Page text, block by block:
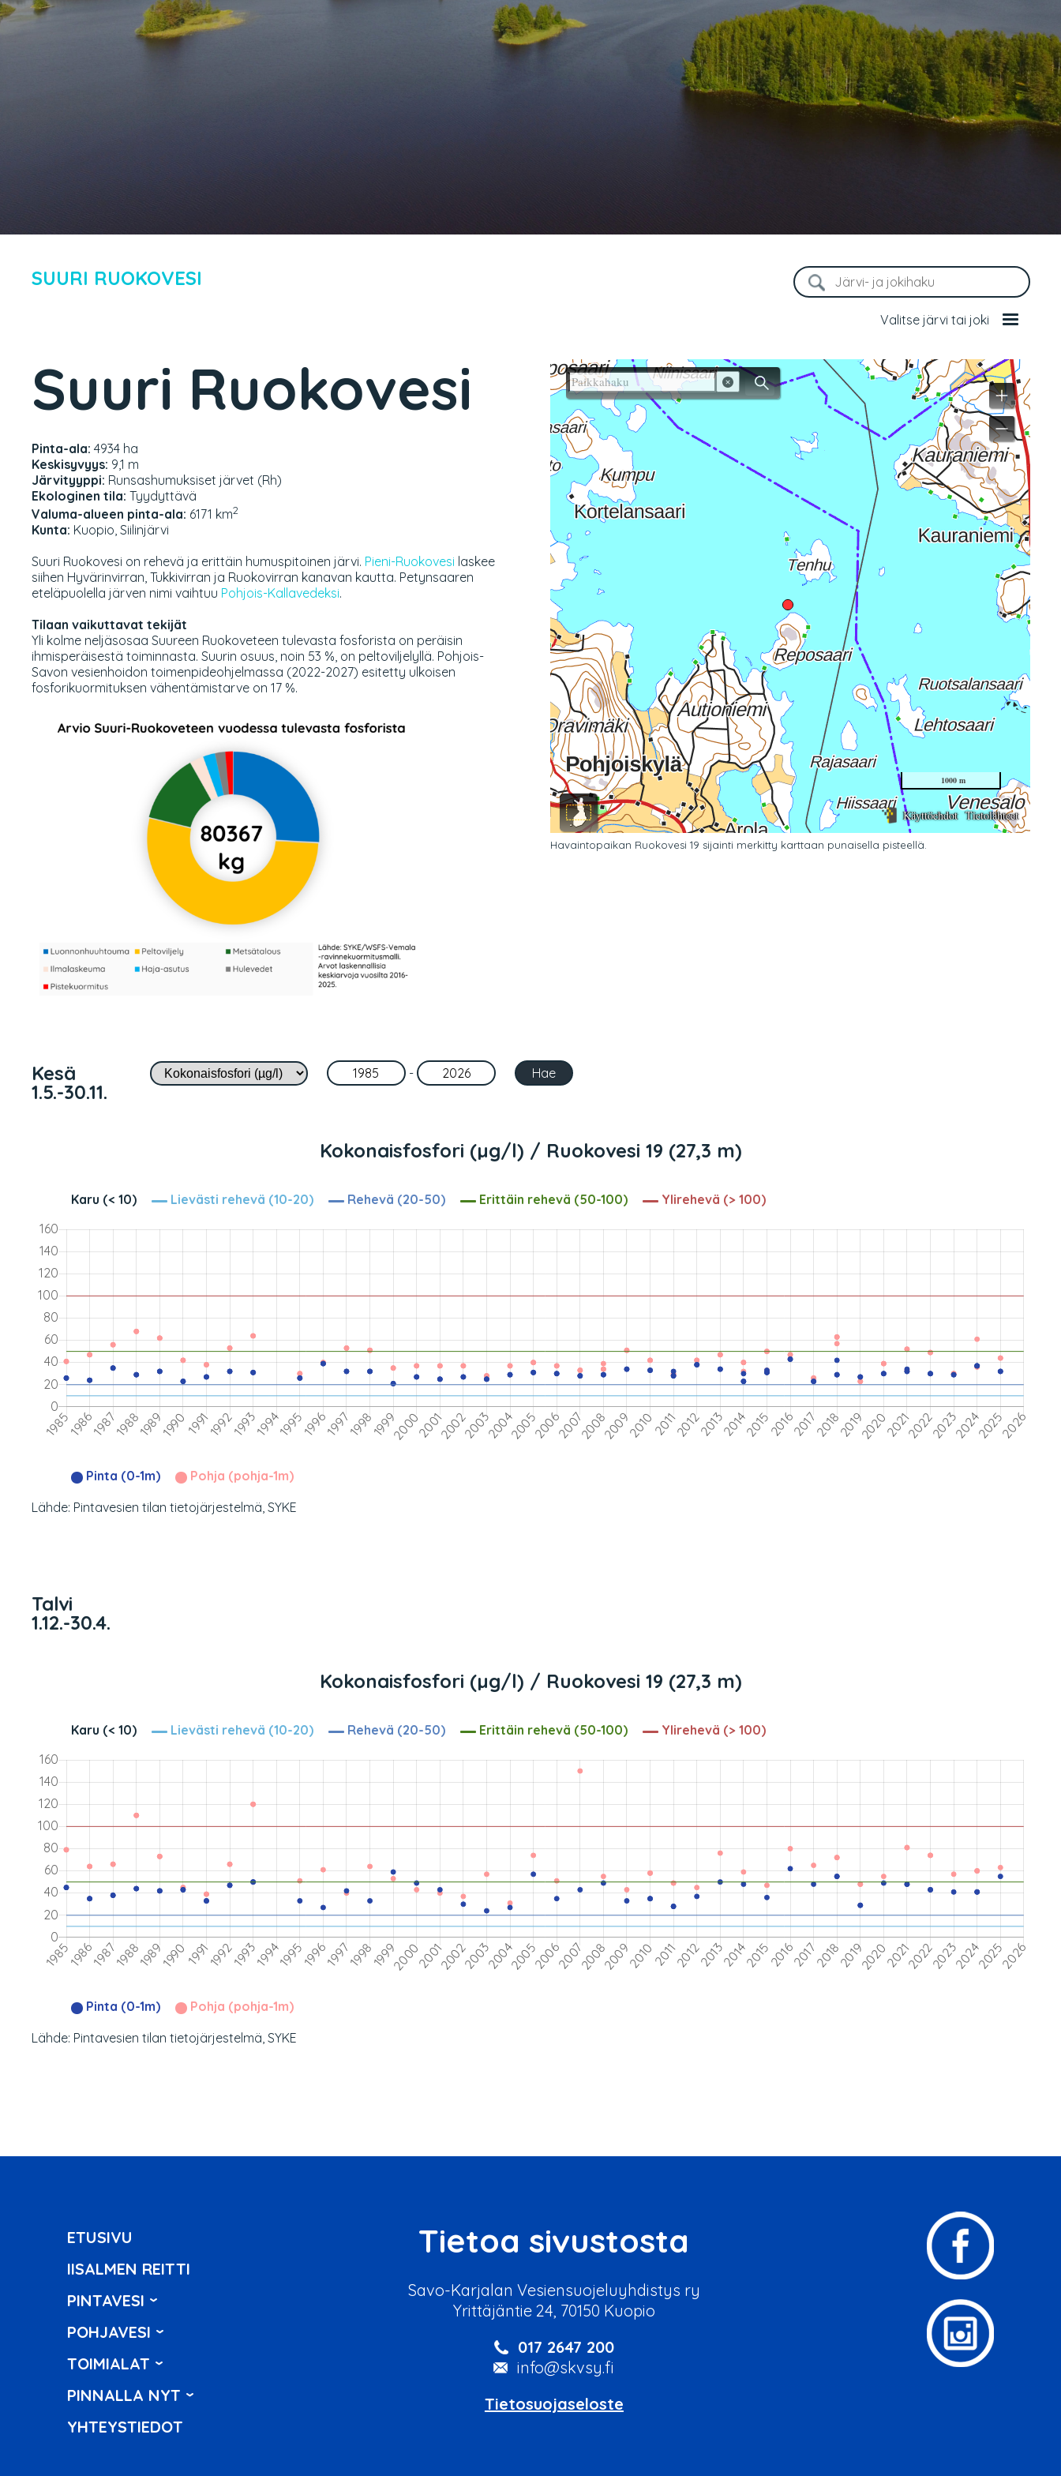
SUURI RUOKOVESI
Valitse järvi tai joki
Suuri Ruokovesi
Pinta-ala: 4934 ha
Keskisyvyys: 9,1 m
Järvityyppi: Runsashumuksiset järvet (Rh)
Ekologinen tila: Tyydyttävä
Valuma-alueen pinta-ala: 6171 km2
Kunta: Kuopio, Siilinjärvi
Suuri Ruokovesi on rehevä ja erittäin humuspitoinen järvi. Pieni-Ruokovesi laskee
siihen Hyvärinvirran, Tukkivirran ja Ruokovirran kanavan kautta. Petynsaaren
eteläpuolella järven nimi vaihtuu Pohjois-Kallavedeksi.
Tilaan vaikuttavat tekijät
Yli kolme neljäsosaa Suureen Ruokoveteen tulevasta fosforista on peräisin
ihmisperäisestä toiminnasta. Suurin osuus, noin 53 %, on peltoviljelyllä. Pohjois-
Savon vesienhoidon toimenpideohjelmassa (2022-2027) esitetty ulkoisen
fosforikuormituksen vähentämistarve on 17 %.
Havaintopaikan Ruokovesi 19 sijainti merkitty karttaan punaisella pisteellä.
Kesä
1.5.-30.11.
-
Kokonaisfosfori (µg/l) / Ruokovesi 19 (27,3 m)
Karu (< 10) Lievästi rehevä (10-20) Rehevä (20-50) Erittäin rehevä (50-100) Ylirehevä (> 100)
Pinta (0-1m)
Pohja (pohja-1m)
Lähde: Pintavesien tilan tietojärjestelmä, SYKE
Talvi
1.12.-30.4.
Kokonaisfosfori (µg/l) / Ruokovesi 19 (27,3 m)
Karu (< 10) Lievästi rehevä (10-20) Rehevä (20-50) Erittäin rehevä (50-100) Ylirehevä (> 100)
Pinta (0-1m)
Pohja (pohja-1m)
Lähde: Pintavesien tilan tietojärjestelmä, SYKE
ETUSIVU
IISALMEN REITTI
PINTAVESI
POHJAVESI
TOIMIALAT
PINNALLA NYT
YHTEYSTIEDOT
Tietoa sivustosta
Savo-Karjalan Vesiensuojeluyhdistys ry
Yrittäjäntie 24, 70150 Kuopio
017 2647 200
info@skvsy.fi
Tietosuojaseloste